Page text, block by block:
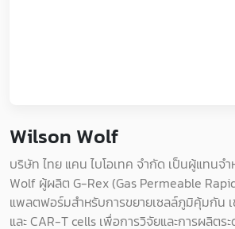
Wilson Wolf
บริษัท ไทย แคน ไบโอเทค จำกัด เป็นผู้แทนจ
Wolf ผู้ผลิต G-Rex (Gas Permeable
แพลตฟอร์มสำหรับการขยายเซลล์ภูมิคุ้มกัน
และ CAR-T cells เพื่อการวิจัยและการผลิตระ